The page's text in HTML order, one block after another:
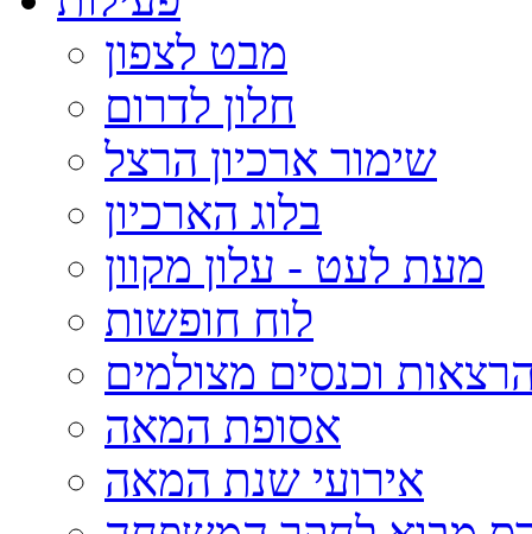
מבט לצפון
חלון לדרום
שימור ארכיון הרצל
בלוג הארכיון
מעת לעט - עלון מקוון
לוח חופשות
וכנסים מצולמים
אסופת המאה
אירועי שנת המאה